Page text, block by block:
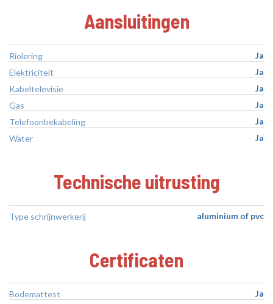
Aansluitingen
Riolering
Ja
Elektriciteit
Ja
Kabeltelevisie
Ja
Gas
Ja
Telefoonbekabeling
Ja
Water
Ja
Technische uitrusting
Type schrijnwerkerij aluminium of pvc
Certificaten
Bodemattest
Ja